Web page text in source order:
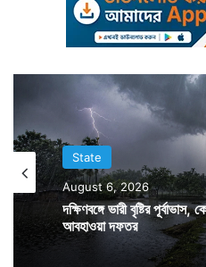
রেল লাইন যেভাবে বসে গেছে
সম্ভব হবে না। রেল কর্তারা
State
August 6, 2026
দক্ষিণবঙ্গে ভারী বৃষ্টির
আবহাওয়া দফতর